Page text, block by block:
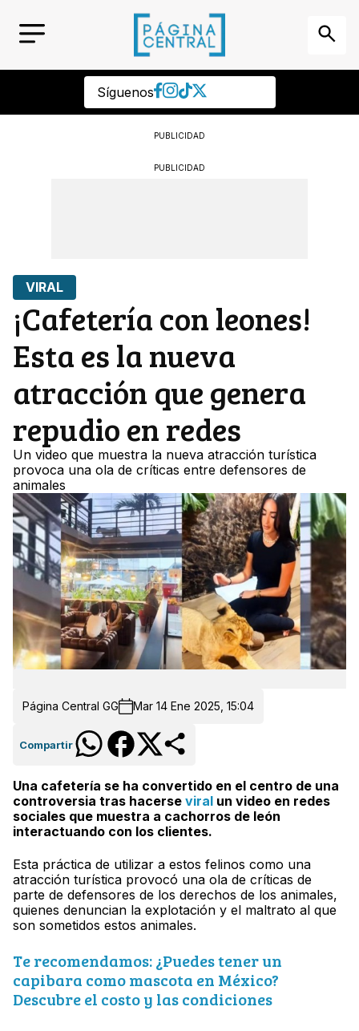
Síguenos
PUBLICIDAD
PUBLICIDAD
VIRAL
¡Cafetería con leones!
Esta es la nueva
atracción que genera
repudio en redes
Un video que muestra la nueva atracción turística
provoca una ola de críticas entre defensores de
animales
Página Central GG Mar 14 Ene 2025, 15:04
Compartir
Una cafetería se ha convertido en el centro de una
controversia tras hacerse viral un video en redes
sociales que muestra a cachorros de león
interactuando con los clientes.
Esta práctica de utilizar a estos felinos como una
atracción turística provocó una ola de críticas de
parte de defensores de los derechos de los animales,
quienes denuncian la explotación y el maltrato al que
son sometidos estos animales.
Te recomendamos: ¿Puedes tener un
capibara como mascota en México?
Descubre el costo y las condiciones